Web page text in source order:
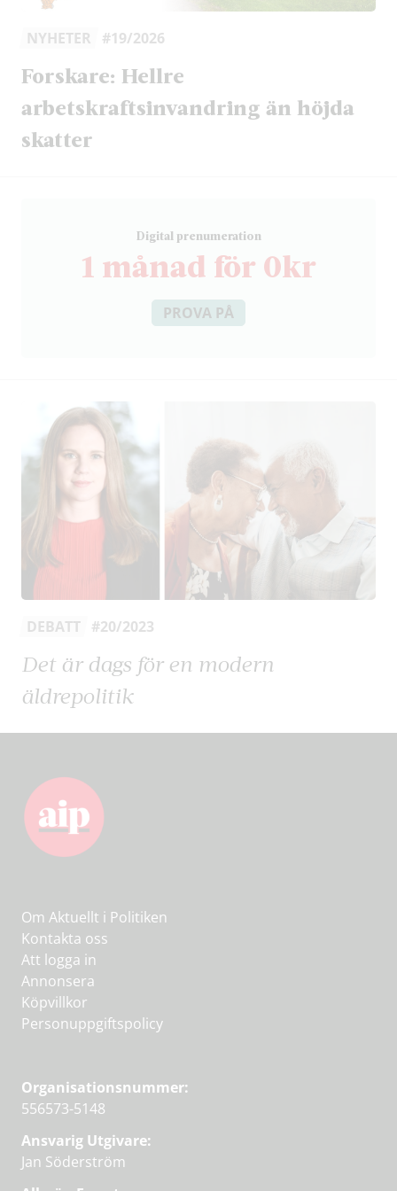
NYHETER #19/2026
Forskare: Hellre
arbetskraftsinvandring än höjda
skatter
Digital prenumeration
1 månad för 0kr
PROVA PÅ
DEBATT #20/2023
Det är dags för en modern
äldrepolitik
Om Aktuellt i Politiken
Kontakta oss
Att logga in
Annonsera
Köpvillkor
Personuppgiftspolicy
Organisationsnummer:
556573-5148
Ansvarig Utgivare:
Jan Söderström